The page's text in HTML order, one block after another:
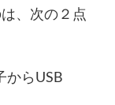
、次の２点
からUSB